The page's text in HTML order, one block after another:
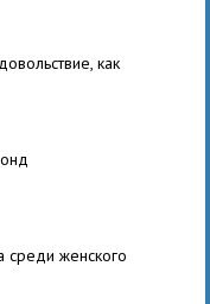
как
среди женского